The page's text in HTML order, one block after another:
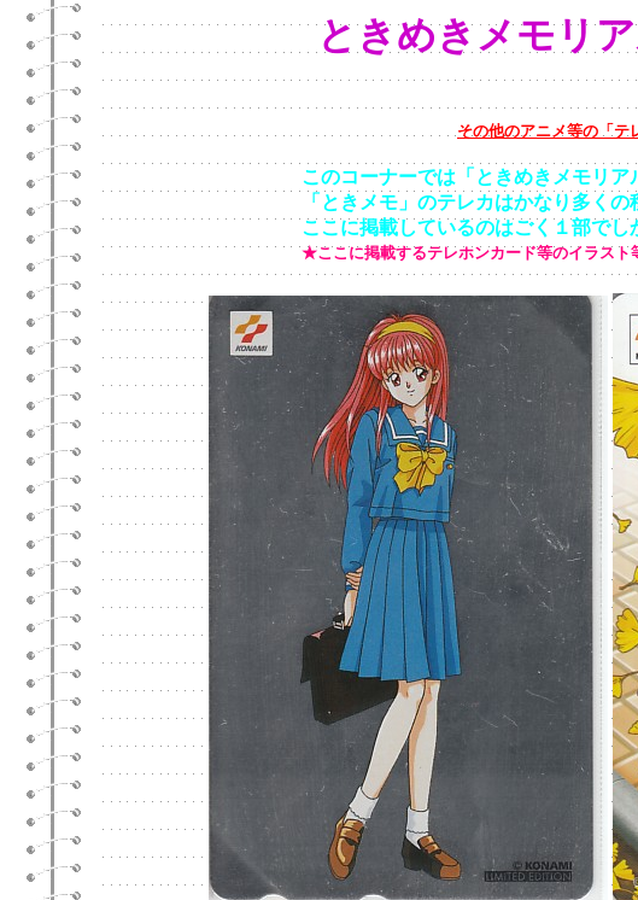
ときめきメモリ
その他のアニメ等の「テ
このコーナーでは「ときめきメモリアル
「ときメモ」のテレカはかなり多くの種
ここに掲載しているのはごく１部でしか
★ここに掲載するテレホンカード等のイラスト